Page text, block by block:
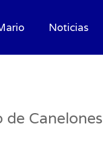
Noticias
Canelones